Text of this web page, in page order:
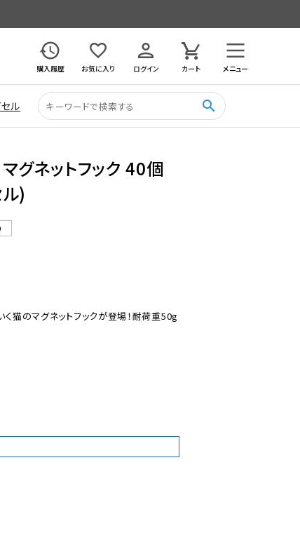
購入履歴
お気に入り ログイン カート メニュー
ル search
グネットフック 40個
)
猫のマグネットフックが登場！耐荷重50g